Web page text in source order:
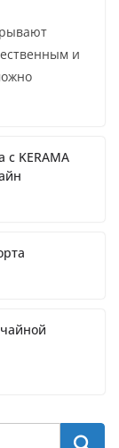
и
с KERAMA